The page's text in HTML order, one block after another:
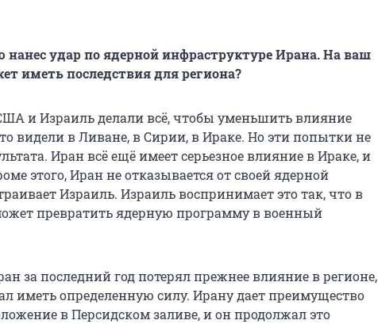
нанес удар по ядерной инфраструктуре Ирана. На ваш
иметь последствия для региона?
и Израиль делали всё, чтобы уменьшить влияние
видели в Ливане, в Сирии, в Ираке. Но эти попытки не
Иран всё ещё имеет серьезное влияние в Ираке, и
этого, Иран не отказывается от своей ядерной
Израиль. Израиль воспринимает это так, что в
превратить ядерную программу в военный
за последний год потерял прежнее влияние в регионе,
иметь определенную силу. Ирану дает преимущество
в Персидском заливе, и он продолжал это